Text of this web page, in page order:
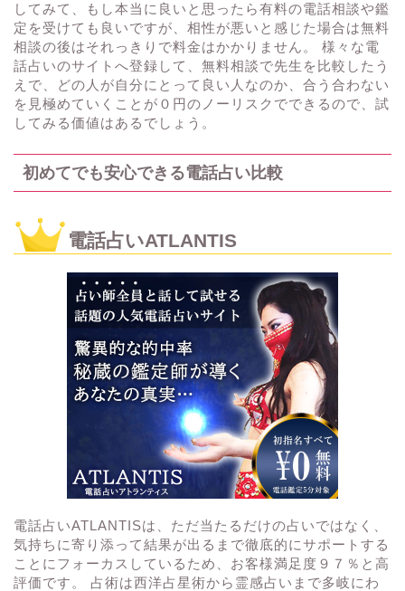
してみて、もし本当に良いと思ったら有料の電話相談や鑑
定を受けても良いですが、相性が悪いと感じた場合は無料
相談の後はそれっきりで料金はかかりません。 様々な電
話占いのサイトへ登録して、無料相談で先生を比較したう
えで、どの人が自分にとって良い人なのか、合う合わない
を見極めていくことが０円のノーリスクでできるので、試
してみる価値はあるでしょう。
初めてでも安心できる電話占い比較
電話占いATLANTIS
電話占いATLANTISは、ただ当たるだけの占いではなく、
気持ちに寄り添って結果が出るまで徹底的にサポートする
ことにフォーカスしているため、お客様満足度９７％と高
評価です。 占術は西洋占星術から霊感占いまで多岐にわ